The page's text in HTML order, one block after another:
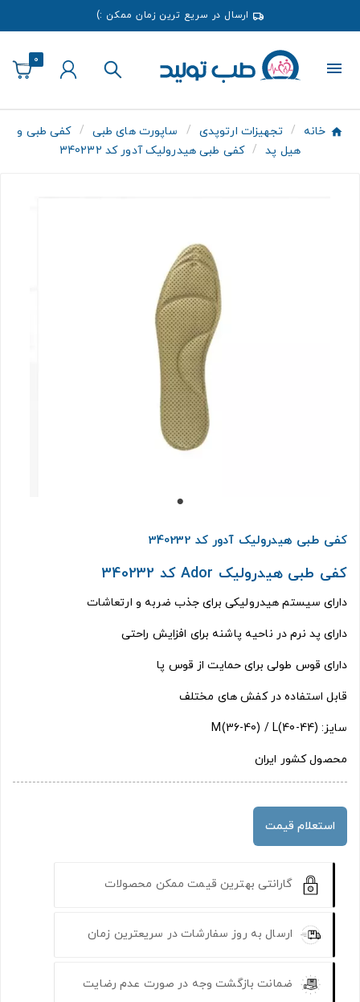
ارسال در سریع ترین زمان ممکن :)
0
خانه تجهیزات ارتوپدی ساپورت های طبی
کفی طبی و
هیل پد
کفی طبی هیدرولیک آدور کد 340232
کفی طبی هیدرولیک آدور کد 340232
کفی طبی هیدرولیک Ador کد 340232
دارای سیستم هیدرولیکی برای جذب ضربه و ارتعاشات
دارای پد نرم در ناحیه پاشنه برای افزایش راحتی
دارای قوس طولی برای حمایت از قوس پا
قابل استفاده در کفش های مختلف
سایز: M(36-40) / L(40-44)
محصول کشور ایران
استعلام قیمت
گارانتی بهترین قیمت ممکن محصولات
ارسال به روز سفارشات در سریعترین زمان
ضمانت بازگشت وجه در صورت عدم رضایت